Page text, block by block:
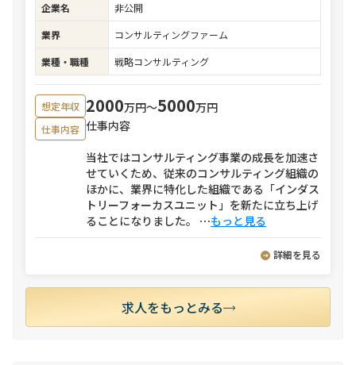
企業名
非公開
業界
コンサルティングファーム
業種・職種
戦略コンサルティング
想定年収 2000万円〜5000万円
仕事内容 仕事内容
当社ではコンサルティング事業の成長を加速さ
せていくため、従来のコンサルティング組織の
ほかに、業界に特化した組織である「インダス
トリーフォーカスユニット」を新たに立ち上げ
ることになりました。 ⋯もっと見る
詳細を見る
求人をもっとみる